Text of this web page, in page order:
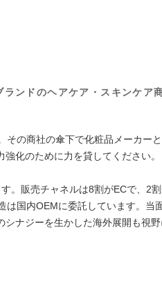
ンドのヘアケア・スキンケア
その商社の傘下で化粧品メーカー
化のために力を貸してください。
。販売チャネルは8割がECで、2
は国内OEMに委託しています。当
ナジーを生かした海外展開も視